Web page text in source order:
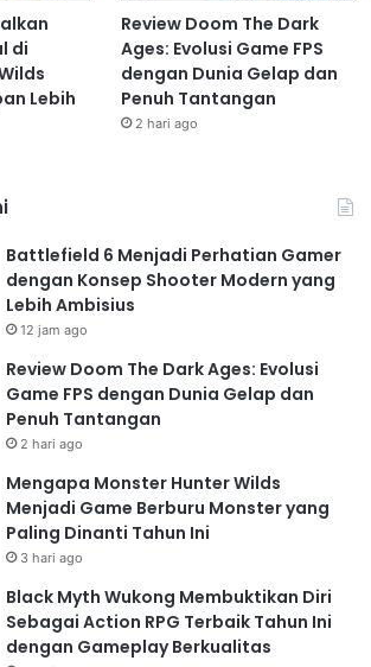
di
Lebih
Review Doom The Dark
Ages: Evolusi Game FPS
dengan Dunia Gelap dan
Penuh Tantangan
2 hari ago
Battlefield 6 Menjadi Perhatian Gamer
dengan Konsep Shooter Modern yang
Lebih Ambisius
12 jam ago
Review Doom The Dark Ages: Evolusi
Game FPS dengan Dunia Gelap dan
Penuh Tantangan
2 hari ago
Mengapa Monster Hunter Wilds
Menjadi Game Berburu Monster yang
Paling Dinanti Tahun Ini
3 hari ago
Black Myth Wukong Membuktikan Diri
Sebagai Action RPG Terbaik Tahun Ini
dengan Gameplay Berkualitas